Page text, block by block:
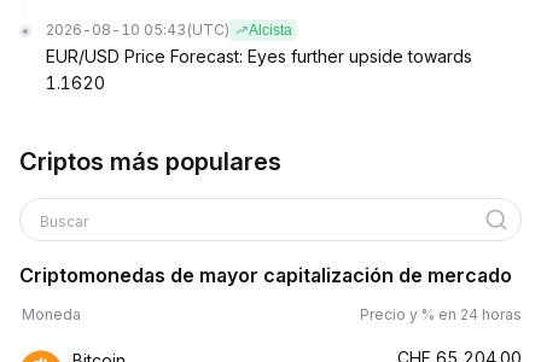
2026-08-10 05:43 (UTC) Alcista
EUR/USD Price Forecast: Eyes further upside towards
1.1620
Criptos más populares
Buscar
Criptomonedas de mayor capitalización de mercado
Moneda Precio y % en 24 horas
CHF 65,204.00